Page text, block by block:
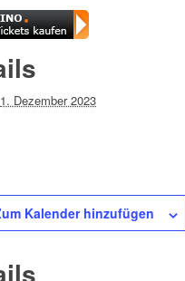
1. Dezember 2023
Kalender hinzufügen